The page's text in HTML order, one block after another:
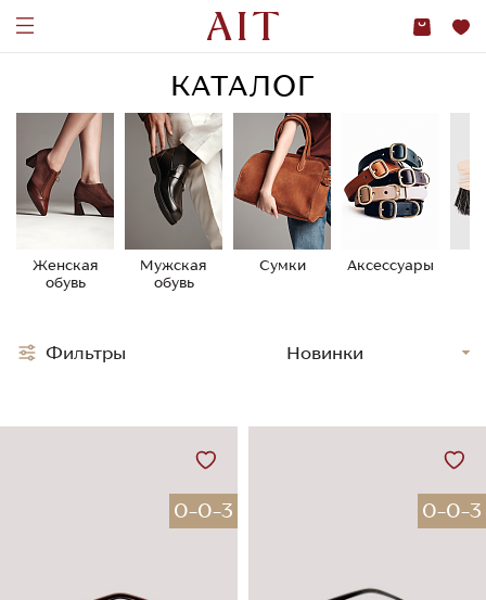
КАТАЛОГ
Женская
обувь
Мужская
обувь
Сумки Аксессуары
0-0-3 0-0-3
Фильтры